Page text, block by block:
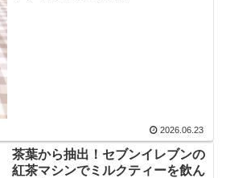
2026.06.23
茶葉から抽出！セブンイレブンの
紅茶マシンでミルクティーを飲ん